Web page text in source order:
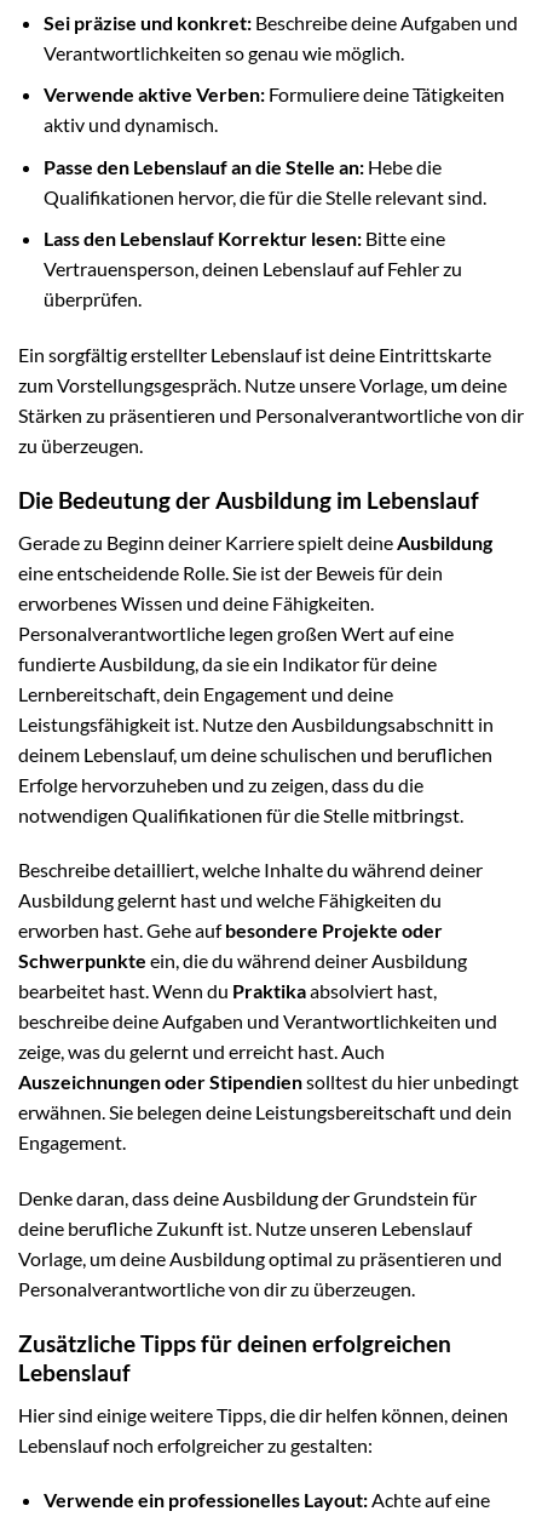
Sei präzise und konkret:Beschreibe deine Aufgaben und
Verantwortlichkeiten so genau wie möglich.
Verwende aktive Verben:Formuliere deine Tätigkeiten
aktiv und dynamisch.
Passe den Lebenslauf an die Stelle an:Hebe die
Qualifikationen hervor, die für die Stelle relevant sind.
Lass den Lebenslauf Korrektur lesen:Bitte eine
Vertrauensperson, deinen Lebenslauf auf Fehler zu
überprüfen.
Ein sorgfältig erstellter Lebenslauf ist deine Eintrittskarte
zum Vorstellungsgespräch. Nutze unsere Vorlage, um deine
Stärken zu präsentieren und Personalverantwortliche von dir
zu überzeugen.
Die Bedeutung der Ausbildung im Lebenslauf
Gerade zu Beginn deiner Karriere spielt deine Ausbildung
eine entscheidende Rolle. Sie ist der Beweis für dein
erworbenes Wissen und deine Fähigkeiten.
Personalverantwortliche legen großen Wert auf eine
fundierte Ausbildung, da sie ein Indikator für deine
Lernbereitschaft, dein Engagement und deine
Leistungsfähigkeit ist. Nutze den Ausbildungsabschnitt in
deinem Lebenslauf, um deine schulischen und beruflichen
Erfolge hervorzuheben und zu zeigen, dass du die
notwendigen Qualifikationen für die Stelle mitbringst.
Beschreibe detailliert, welche Inhalte du während deiner
Ausbildung gelernt hast und welche Fähigkeiten du
erworben hast. Gehe aufbesondere Projekte oder
Schwerpunkte ein, die du während deiner Ausbildung
bearbeitet hast. Wenn du Praktikaabsolviert hast,
beschreibe deine Aufgaben und Verantwortlichkeiten und
zeige, was du gelernt und erreicht hast. Auch
Auszeichnungen oder Stipendiensolltest du hier unbedingt
erwähnen. Sie belegen deine Leistungsbereitschaft und dein
Engagement.
Denke daran, dass deine Ausbildung der Grundstein für
deine berufliche Zukunft ist. Nutze unseren Lebenslauf
Vorlage, um deine Ausbildung optimal zu präsentieren und
Personalverantwortliche von dir zu überzeugen.
Zusätzliche Tipps für deinen erfolgreichen
Lebenslauf
Hier sind einige weitere Tipps, die dir helfen können, deinen
Lebenslauf noch erfolgreicher zu gestalten:
Verwende ein professionelles Layout:Achte auf eine